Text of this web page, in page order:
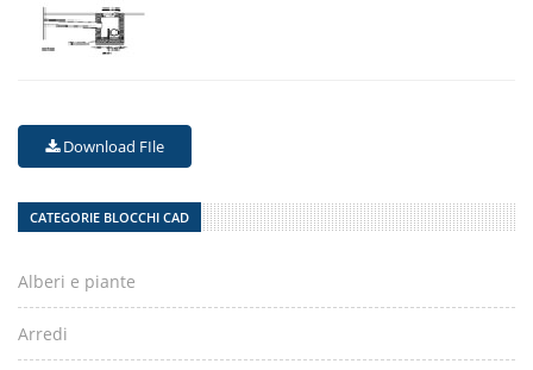
Download FIle
CATEGORIE BLOCCHI CAD
Alberi e piante
Arredi